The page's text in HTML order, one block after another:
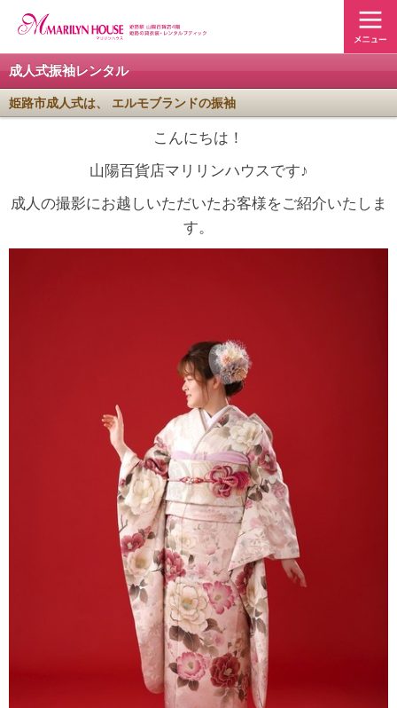
成人式振袖レンタル
姫路市成人式は、 エルモブランドの振袖
こんにちは！
山陽百貨店マリリンハウスです♪
成人の撮影にお越しいただいたお客様をご紹介いたしま
す。